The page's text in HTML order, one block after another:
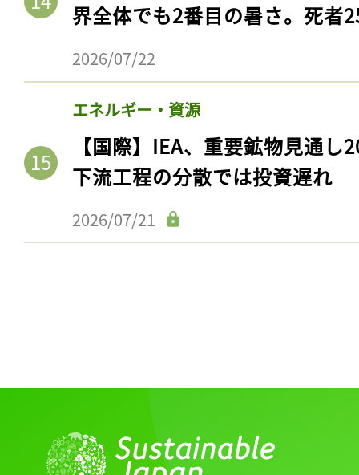
界全体でも2番目の暑さ。死者
2026/07/22
エネルギー・資源
【国際】IEA、重要鉱物見通
下流工程の分散では投資遅れ
2026/07/21